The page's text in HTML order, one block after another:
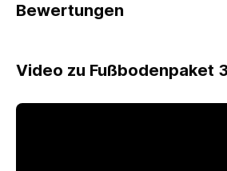
Bewertungen
Video zu Fußbodenpaket